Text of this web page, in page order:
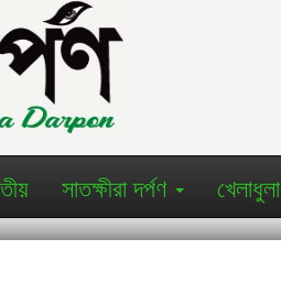
সাতক্ষীরা দর্পণ খেলাধুলা